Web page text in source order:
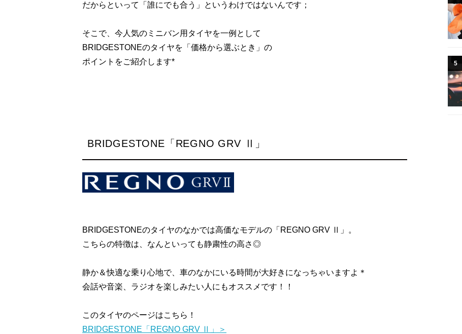
だからといって「誰にでも合う」というわけではないんです；
そこで、今人気のミニバン用タイヤを一例として
BRIDGESTONEのタイヤを「価格から選ぶとき」の
ポイントをご紹介します*
BRIDGESTONE「REGNO GRV Ⅱ」
BRIDGESTONEのタイヤのなかでは高価なモデルの「REGNO GRV Ⅱ」。
こちらの特徴は、なんといっても静粛性の高さ◎
静か＆快適な乗り心地で、車のなかにいる時間が大好きになっちゃいますよ＊
会話や音楽、ラジオを楽しみたい人にもオススメです！！
このタイヤのページはこちら！
BRIDGESTONE「REGNO GRV Ⅱ」＞
5